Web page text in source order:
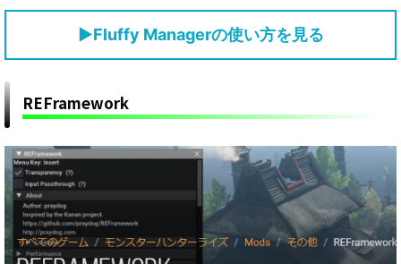
▶Fluffy Managerの使い方を見る
REFramework